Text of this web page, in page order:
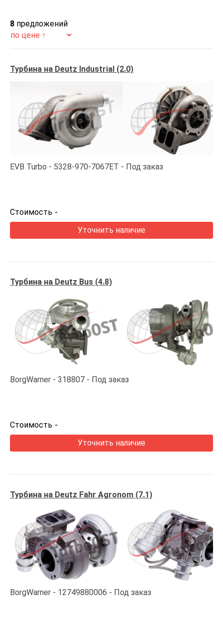
8 предложений
Турбина на Deutz Industrial (2.0)
EVB Turbo 5328-970-7067ET Под заказ
Стоимость -
Уточнить наличие
Турбина на Deutz Bus (4.8)
BorgWarner 318807 Под заказ
Стоимость -
Уточнить наличие
Турбина на Deutz Fahr Agronom (7.1)
BorgWarner 12749880006 Под заказ